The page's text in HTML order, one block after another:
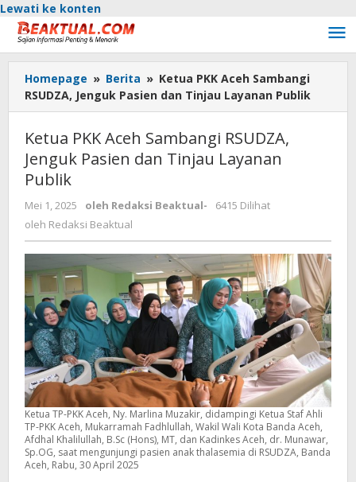
Lewati ke konten
Homepage » Berita » Ketua PKK Aceh Sambangi
RSUDZA, Jenguk Pasien dan Tinjau Layanan Publik
Ketua PKK Aceh Sambangi RSUDZA,
Jenguk Pasien dan Tinjau Layanan
Publik
Mei 1, 2025 oleh Redaksi Beaktual-
6415 Dilihat
oleh Redaksi Beaktual
Ketua TP-PKK Aceh, Ny. Marlina Muzakir, didampingi Ketua Staf Ahli
TP-PKK Aceh, Mukarramah Fadhlullah, Wakil Wali Kota Banda Aceh,
Afdhal Khalilullah, B.Sc (Hons), MT, dan Kadinkes Aceh, dr. Munawar,
Sp.OG, saat mengunjungi pasien anak thalasemia di RSUDZA, Banda
Aceh, Rabu, 30 April 2025